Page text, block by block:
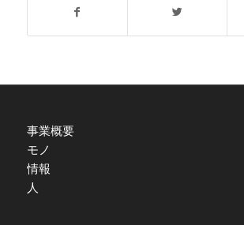
事業概要
モノ
情報
人